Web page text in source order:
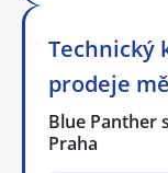
Technický
prodeje
Blue Panther
Praha